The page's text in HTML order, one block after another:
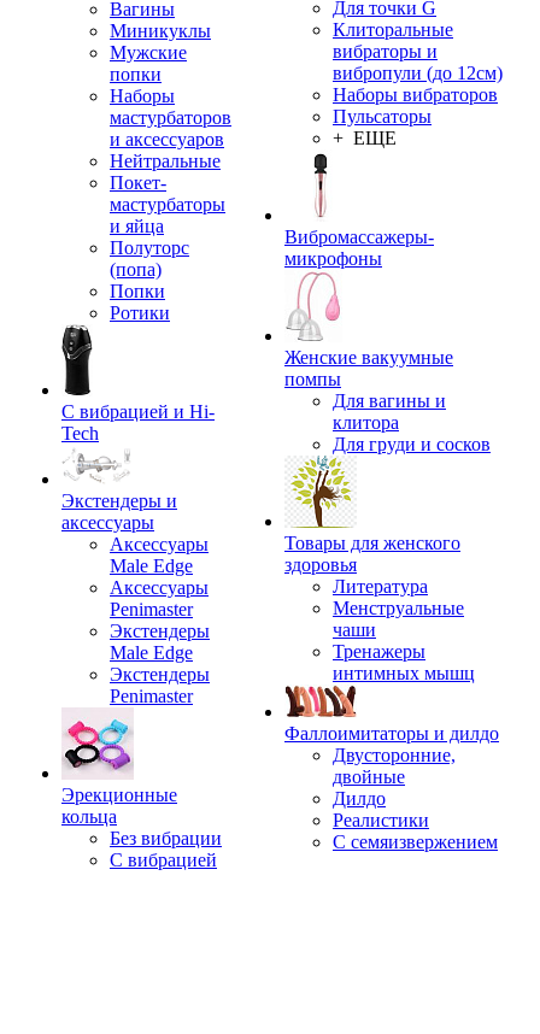
Вагины
Миникуклы
Мужские
попки
Наборы
мастурбаторов
и аксессуаров
Нейтральные
Покет-
мастурбаторы
и яйца
Полуторс
(попа)
Попки
Ротики
С вибрацией и Hi-
Tech
Экстендеры и
аксессуары
Аксессуары
Male Edge
Аксессуары
Penimaster
Экстендеры
Male Edge
Экстендеры
Penimaster
Эрекционные
кольца
Без вибрации
С вибрацией
Для точки G
Клиторальные
вибраторы и
вибропули (до 12см)
Наборы вибраторов
Пульсаторы
+ ЕЩЕ
Вибромассажеры-
микрофоны
Женские вакуумные
помпы
Для вагины и
клитора
Для груди и сосков
Товары для женского
здоровья
Литература
Менструальные
чаши
Тренажеры
интимных мышц
Фаллоимитаторы и дилдо
Двусторонние,
двойные
Дилдо
Реалистики
С семяизвержением